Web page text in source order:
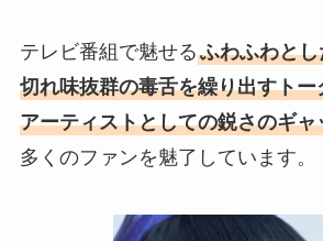
テレビ番組で魅せるふわふわと
切れ味抜群の毒舌を繰り出すトー
アーティストとしての鋭さのギャ
多くのファンを魅了しています。